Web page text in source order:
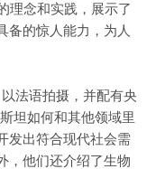
理念和实践，展示了
备的惊人能力，为人
法语拍摄，并配有央
坦如何和其他领域里
发出符合现代社会需
，他们还介绍了生物